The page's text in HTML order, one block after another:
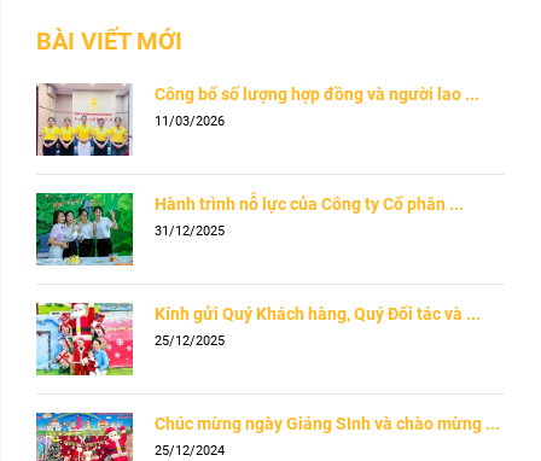
BÀI VIẾT MỚI
Công bố số lượng hợp đồng và người lao ...
11/03/2026
Hành trình nỗ lực của Công ty Cổ phân ...
31/12/2025
Kính gửi Quý Khách hàng, Quý Đối tác và ...
25/12/2025
Chúc mừng ngày Giáng SInh và chào mừng ...
25/12/2024